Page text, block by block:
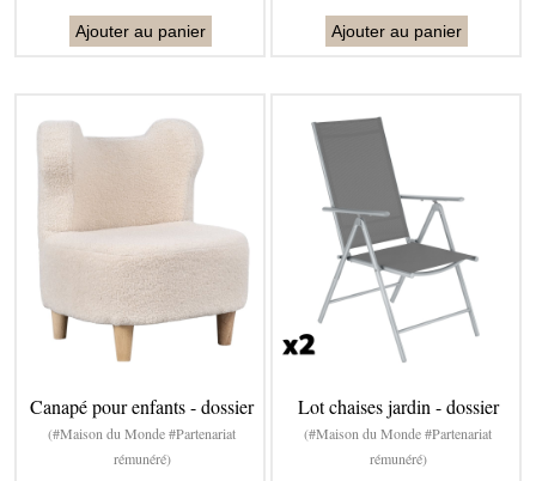
Ajouter au panier Ajouter au panier
Canapé pour enfants - dossier
(#Maison du Monde #Partenariat
rémunéré)
Lot chaises jardin - dossier
(#Maison du Monde #Partenariat
rémunéré)